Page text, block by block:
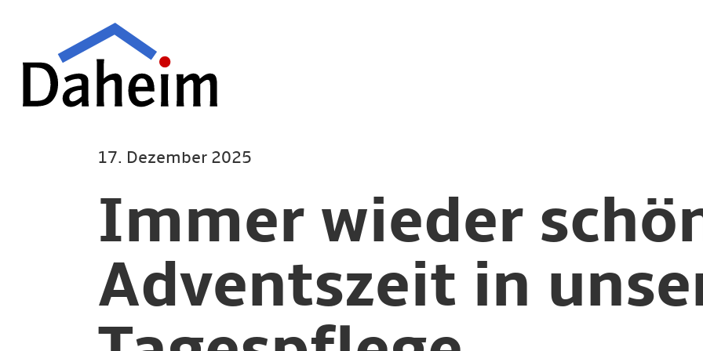
Inhalt
17. Dezember 2025
Immer wieder
Adventszeit in